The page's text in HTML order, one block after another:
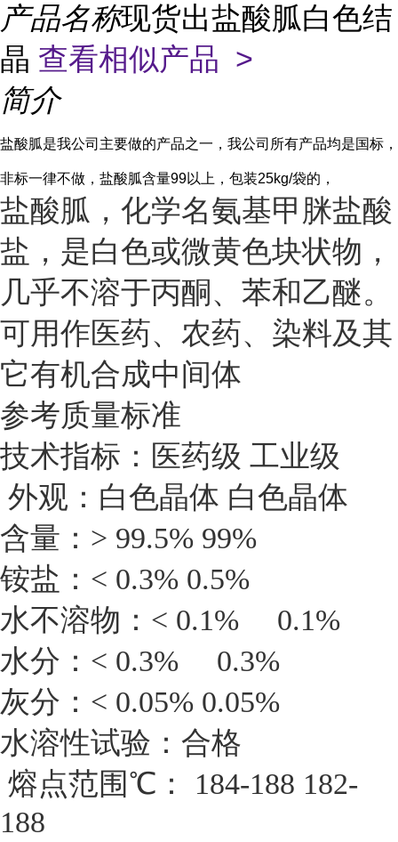
产品名称现货出盐酸胍白色结
晶 查看相似产品 >
简介
盐酸胍是我公司主要做的产品之一，我公司所有产品均是国标，
非标一律不做，盐酸胍含量99以上，包装25kg/袋的，
盐酸胍，化学名氨基甲脒盐酸
盐，是白色或微黄色块状物，
几乎不溶于丙酮、苯和乙醚。
可用作医药、农药、染料及其
它有机合成中间体
参考质量标准
技术指标：医药级 工业级
外观：白色晶体 白色晶体
含量：> 99.5% 99%
铵盐：< 0.3% 0.5%
水不溶物：< 0.1% 0.1%
水分：< 0.3% 0.3%
灰分：< 0.05% 0.05%
水溶性试验：合格
熔点范围℃： 184-188 182-
188